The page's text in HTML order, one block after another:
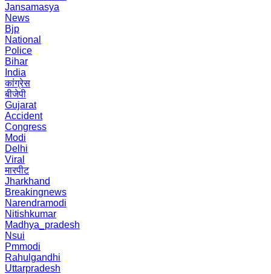
Jansamasya
News
Bjp
National
Police
Bihar
India
कांग्रेस
बीजेपी
Gujarat
Accident
Congress
Modi
Delhi
Viral
मारपीट
Jharkhand
Breakingnews
Narendramodi
Nitishkumar
Madhya_pradesh
Nsui
Pmmodi
Rahulgandhi
Uttarpradesh